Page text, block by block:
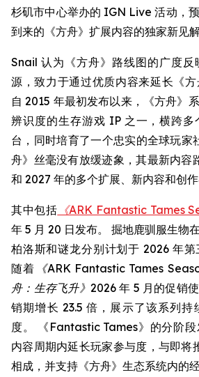
杉矶市中心举办的 IGN Live 活动，
到来的《方舟》扩展内容的独家新见解
Snail 认为《方舟》路线图的广度反
源，致力于通过优质内容来延长《方
自 2015 年最初发布以来，《方舟》
辨识度的生存游戏 IP 之一，横跨
台，同时培育了一个忠实的全球玩家
舟》丝毫没有放缓迹象，其最新内容
和 2027 年的多个扩展、新内容和创作
其中包括 《ARK Fantastic Tames
年 5 月 20 日发布。 掘地鹿驯服生物
柏洛斯和谜龙分别计划于 2026 年第
随着 《ARK Fantastic Tames
舟：生存飞升》 2026 年 5 月的促销
销期增长 23.5 倍，展示了该系列
度。 《Fantastic Tames》的分阶
内容周期内延长玩家参与度，与即将
相成，并支持《方舟》生态系统内的